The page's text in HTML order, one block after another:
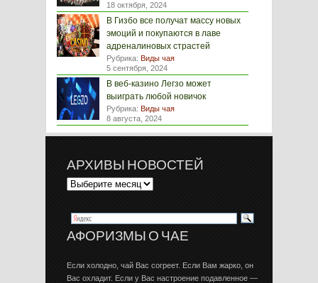
18 октября, 2024
В Гизбо все получат массу новых
эмоций и покупаются в лаве
адреналиновых страстей
Рубрика: Виды чая
5 сентября, 2024
В веб-казино Легзо может
выиграть любой новичок
Рубрика: Виды чая
8 августа, 2024
АРХИВЫ НОВОСТЕЙ
АФОРИЗМЫ О ЧАЕ
Если холодно, чай Вас согреет. Если Вам жарко, он
Вас охладит. Если у Вас настроение подавленное —